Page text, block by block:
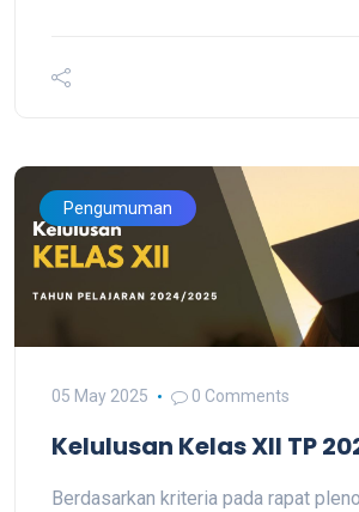
Pengumuman
05 May 2025 0 Comments
Kelulusan Kelas XII TP
Berdasarkan kriteria pada rapat